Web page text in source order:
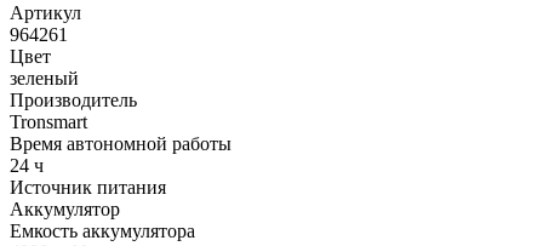
Артикул
964261
Цвет
зеленый
Производитель
Tronsmart
Время автономной работы
24 ч
Источник питания
Аккумулятор
Емкость аккумулятора